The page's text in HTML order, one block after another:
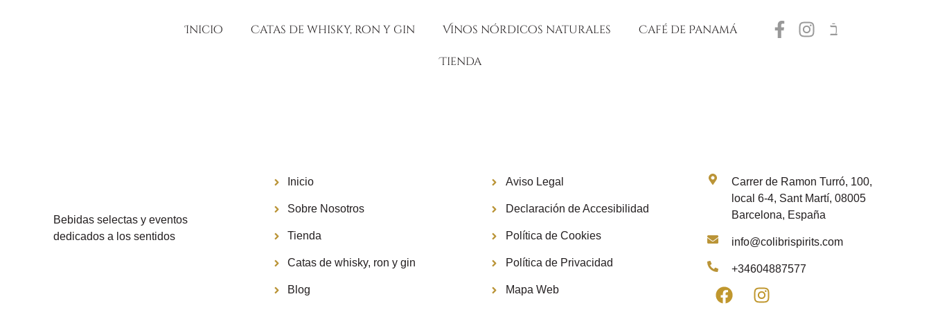
Inicio Catas de whisky, ron y gin Vinos nórdicos naturales Café de Panamá
Tienda
Bebidas selectas y eventos
dedicados a los sentidos
Inicio
Sobre Nosotros
Tienda
Catas de whisky, ron y gin
Blog
Aviso Legal
Declaración de Accesibilidad
Política de Cookies
Política de Privacidad
Mapa Web
Carrer de Ramon Turró, 100,
local 6-4, Sant Martí, 08005
Barcelona, España
info@colibrispirits.com
+34604887577